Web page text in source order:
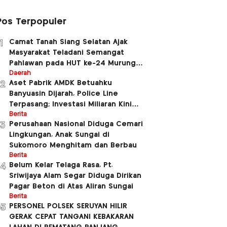
Terpopuler
Camat Tanah Siang Selatan Ajak
Masyarakat Teladani Semangat
Pahlawan pada HUT ke-24 Murung
Raya dan HUT ke-81 Kemerdekaan RI
Daerah
Aset Pabrik AMDK Betuahku
Banyuasin Dijarah, Police Line
Terpasang; Investasi Miliaran Kini
Dipertanyakan
Berita
Perusahaan Nasional Diduga Cemari
Lingkungan, Anak Sungai di
Sukomoro Menghitam dan Berbau
Berita
Belum Kelar Telaga Rasa, Pt.
Sriwijaya Alam Segar Diduga Dirikan
Pagar Beton di Atas Aliran Sungai
Berita
PERSONEL POLSEK SERUYAN HILIR
GERAK CEPAT TANGANI KEBAKARAN